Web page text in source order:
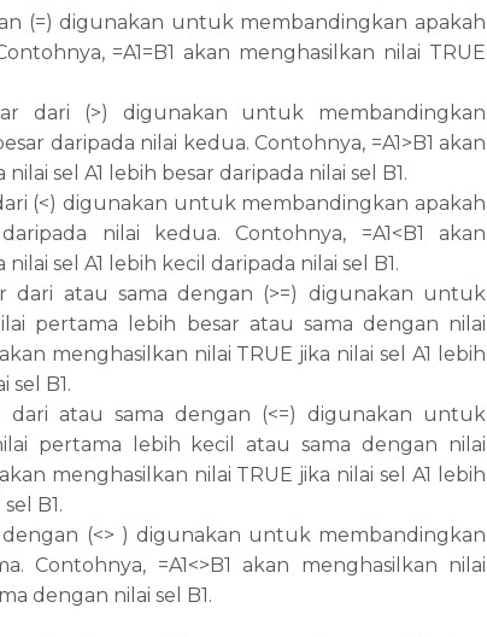
(=) digunakan untuk membandingkan apakah
=A1=B1 akan menghasilkan nilai TRUE
dari (>) digunakan untuk membandingkan
daripada nilai kedua. Contohnya, =A1>B1 akan
sel A1 lebih besar daripada nilai sel B1.
(<) digunakan untuk membandingkan apakah
nilai kedua. Contohnya, =A1<B1 akan
sel A1 lebih kecil daripada nilai sel B1.
dari atau sama dengan (>=) digunakan untuk
pertama lebih besar atau sama dengan nilai
menghasilkan nilai TRUE jika nilai sel A1 lebih
sel B1.
atau sama dengan (<=) digunakan untuk
pertama lebih kecil atau sama dengan nilai
menghasilkan nilai TRUE jika nilai sel A1 lebih
B1.
(<> ) digunakan untuk membandingkan
Contohnya, =A1<>B1 akan menghasilkan nilai
dengan nilai sel B1.